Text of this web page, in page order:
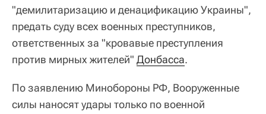
"демилитаризацию и денацификацию Украины",
предать суду всех военных преступников,
ответственных за "кровавые преступления
против мирных жителей" Донбасса.
По заявлению Минобороны РФ, Вооруженные
силы наносят удары только по военной